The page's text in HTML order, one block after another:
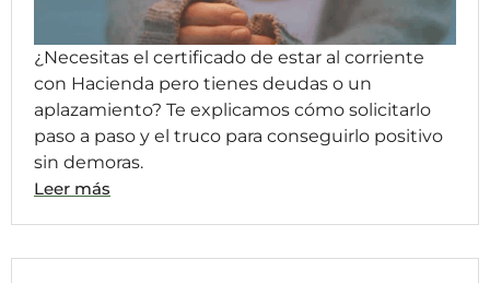
¿Necesitas el certificado de estar al corriente
con Hacienda pero tienes deudas o un
aplazamiento? Te explicamos cómo solicitarlo
paso a paso y el truco para conseguirlo positivo
sin demoras.
Leer más